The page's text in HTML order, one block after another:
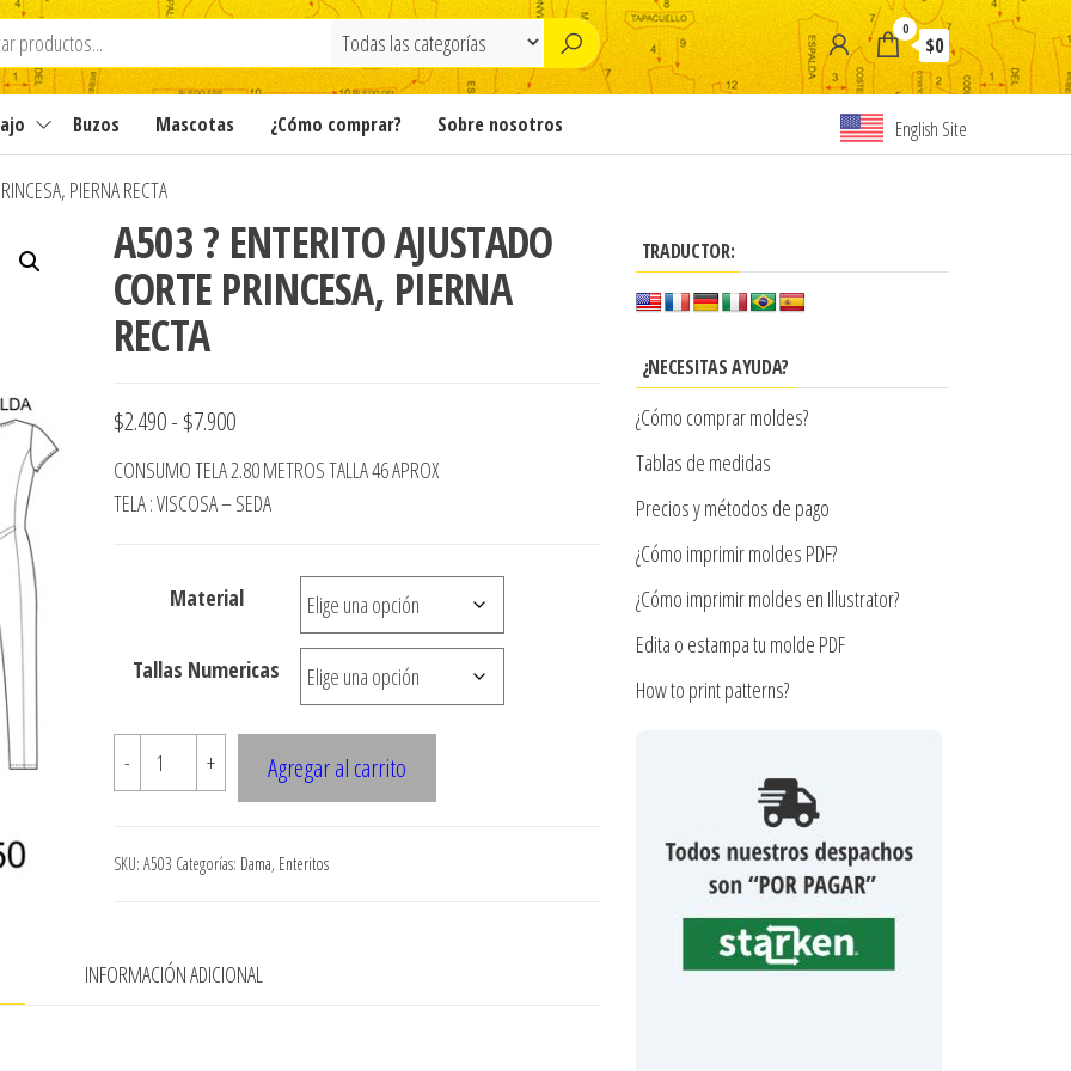
0
$0
Buzos Mascotas ¿Cómo comprar? Sobre nosotros English Site
PIERNA RECTA
A503 ? ENTERITO AJUSTADO
CORTE PRINCESA, PIERNA
RECTA
$2.490- $7.900Rango
de
precios:
hasta
$7.900
CONSUMO TELA 2.80 METROS TALLA 46 APROX
TELA : VISCOSA – SEDA
Material
Tallas Numericas
-
A503
?
AJUSTADO
RECTA
+ Agregar al carrito
SKU: A503 Categorías: Dama, Enteritos
INFORMACIÓN ADICIONAL
TRADUCTOR:
¿NECESITAS AYUDA?
¿Cómo comprar moldes?
Tablas de medidas
Precios y métodos de pago
¿Cómo imprimir moldes PDF?
¿Cómo imprimir moldes en Illustrator?
Edita o estampa tu molde PDF
How to print patterns?